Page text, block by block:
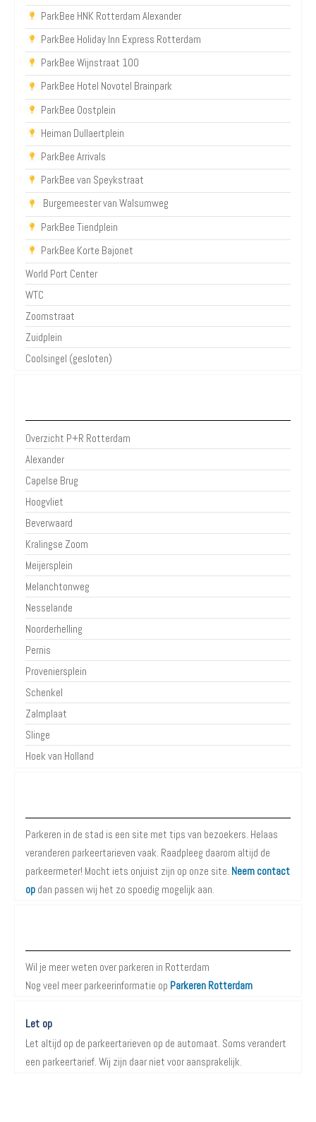
ParkBee HNK Rotterdam Alexander
ParkBee Holiday Inn Express Rotterdam
ParkBee Wijnstraat 100
ParkBee Hotel Novotel Brainpark
ParkBee Oostplein
Heiman Dullaertplein
ParkBee Arrivals
ParkBee van Speykstraat
Burgemeester van Walsumweg
ParkBee Tiendplein
ParkBee Korte Bajonet
World Port Center
WTC
Zoomstraat
Zuidplein
Coolsingel (gesloten)
Overzicht P+R Rotterdam
Alexander
Capelse Brug
Hoogvliet
Beverwaard
Kralingse Zoom
Meijersplein
Melanchtonweg
Nesselande
Noorderhelling
Pernis
Proveniersplein
Schenkel
Zalmplaat
Slinge
Hoek van Holland
Parkeren in de stad is een site met tips van bezoekers. Helaas
veranderen parkeertarieven vaak. Raadpleeg daarom altijd de
parkeermeter! Mocht iets onjuist zijn op onze site. Neem contact
op dan passen wij het zo spoedig mogelijk aan.
Wil je meer weten over parkeren in Rotterdam
Nog veel meer parkeerinformatie op Parkeren Rotterdam
Let op
Let altijd op de parkeertarieven op de automaat. Soms verandert
een parkeertarief. Wij zijn daar niet voor aansprakelijk.